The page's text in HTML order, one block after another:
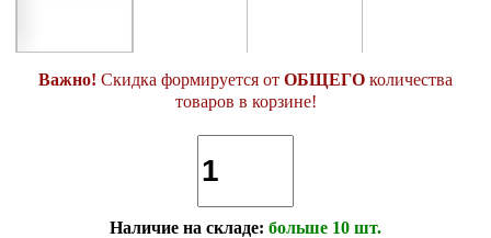
Важно! Скидка формируется от ОБЩЕГО количества
товаров в корзине!
Наличие на складе: больше 10 шт.